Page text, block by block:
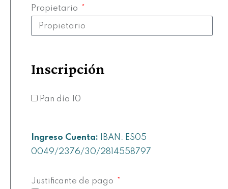
Propietario
Inscripción
Pan día 10
Ingreso Cuenta: IBAN: ES05
0049/2376/30/2814558797
Justificante de pago